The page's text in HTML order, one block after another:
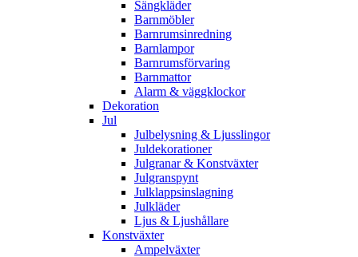
Sängkläder
Barnmöbler
Barnrumsinredning
Barnlampor
Barnrumsförvaring
Barnmattor
Alarm & väggklockor
Dekoration
Jul
Julbelysning & Ljusslingor
Juldekorationer
Julgranar & Konstväxter
Julgranspynt
Julklappsinslagning
Julkläder
Ljus & Ljushållare
Konstväxter
Ampelväxter